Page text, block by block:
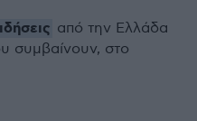
από την Ελλάδα
συμβαίνουν, στο